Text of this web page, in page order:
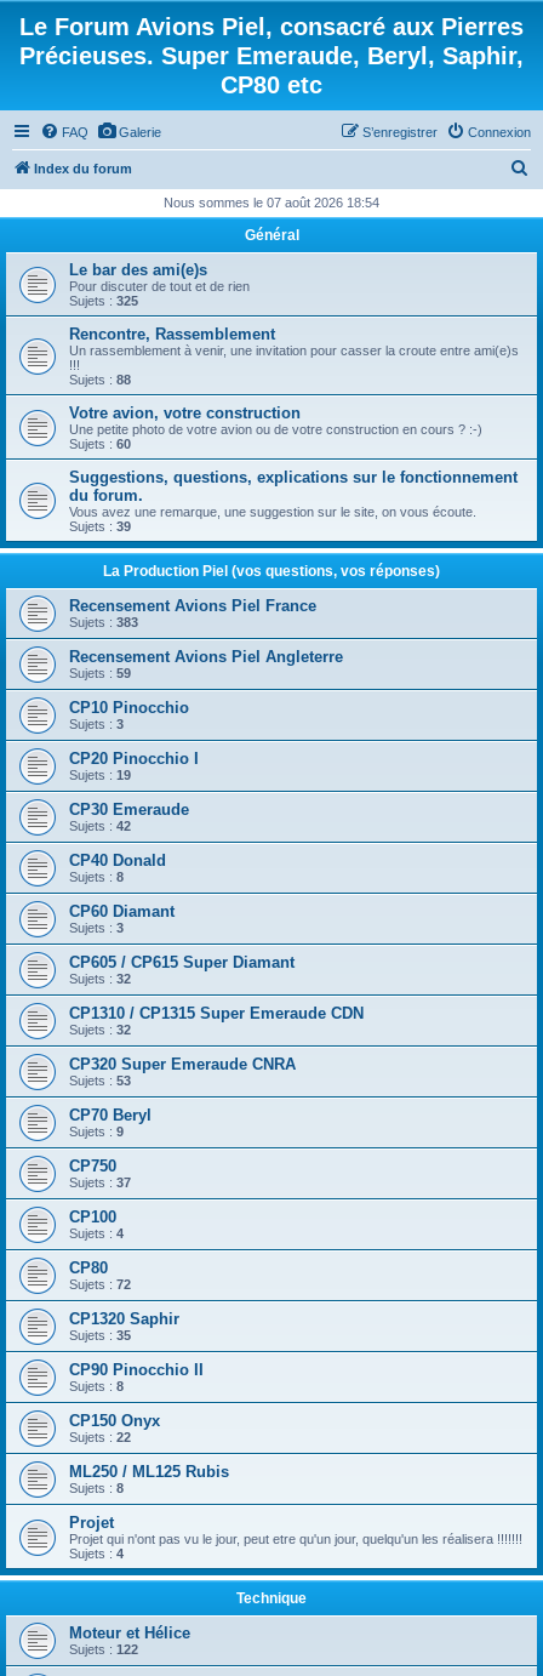
Le Forum Avions Piel, consacré aux Pierres
Précieuses. Super Emeraude, Beryl, Saphir,
CP80 etc
FAQ Galerie Connexion
S’enregistrer
Index du forum
h
r
e
Nous sommes le 07 août 2026 18:54
Général
Le bar des ami(e)s
Pour discuter de tout et de rien
Sujets : 325
Rencontre, Rassemblement
Un rassemblement à venir, une invitation pour casser la croute entre ami(e)s
!!!
Sujets : 88
Votre avion, votre construction
Une petite photo de votre avion ou de votre construction en cours ? :-)
Sujets : 60
Suggestions, questions, explications sur le fonctionnement
du forum.
Vous avez une remarque, une suggestion sur le site, on vous écoute.
Sujets : 39
La Production Piel (vos questions, vos réponses)
Recensement Avions Piel France
Sujets : 383
Recensement Avions Piel Angleterre
Sujets : 59
CP10 Pinocchio
Sujets : 3
CP20 Pinocchio I
Sujets : 19
CP30 Emeraude
Sujets : 42
CP40 Donald
Sujets : 8
CP60 Diamant
Sujets : 3
CP605 / CP615 Super Diamant
Sujets : 32
CP1310 / CP1315 Super Emeraude CDN
Sujets : 32
CP320 Super Emeraude CNRA
Sujets : 53
CP70 Beryl
Sujets : 9
CP750
Sujets : 37
CP100
Sujets : 4
CP80
Sujets : 72
CP1320 Saphir
Sujets : 35
CP90 Pinocchio II
Sujets : 8
CP150 Onyx
Sujets : 22
ML250 / ML125 Rubis
Sujets : 8
Projet
Projet qui n'ont pas vu le jour, peut etre qu'un jour, quelqu'un les réalisera !!!!!!!
Sujets : 4
Technique
Moteur et Hélice
Sujets : 122